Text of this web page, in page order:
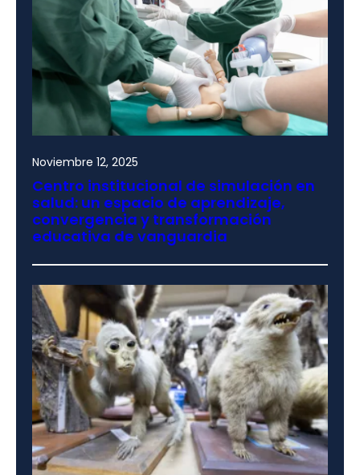
Noviembre 12, 2025
Centro institucional de simulación en
salud: un espacio de aprendizaje,
convergencia y transformación
educativa de vanguardia